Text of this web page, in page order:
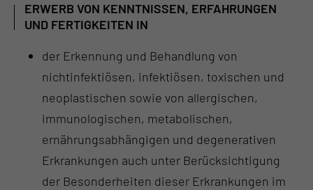
ERWERB VON KENNTNISSEN, ERFAHRUNGEN
UND FERTIGKEITEN IN
der Erkennung und Behandlung von
nichtinfektiösen, infektiösen, toxischen und
neoplastischen sowie von allergischen,
immunologischen, metabolischen,
ernährungsabhängigen und degenerativen
Erkrankungen auch unter Berücksichtigung
der Besonderheiten dieser Erkrankungen im